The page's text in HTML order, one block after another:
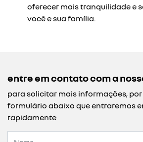
oferecer mais tranquilidade e
você e sua família.
entre em contato com a
para solicitar mais informações,
formulário abaixo que entraremos
rapidamente